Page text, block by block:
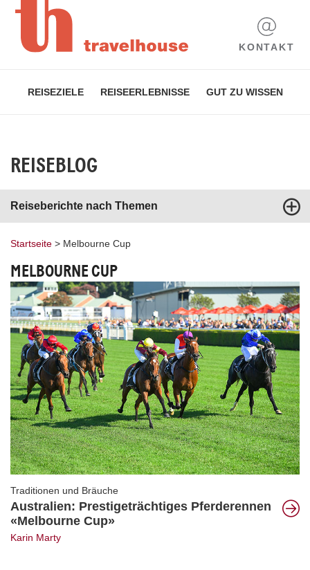
KONTAKT
REISEZIELE REISEERLEBNISSE GUT ZU WISSEN
REISEBLOG
Reiseberichte nach Themen
Startseite > Melbourne Cup
MELBOURNE CUP
Traditionen und Bräuche
Australien: Prestigeträchtiges Pferderennen
«Melbourne Cup»
Karin Marty